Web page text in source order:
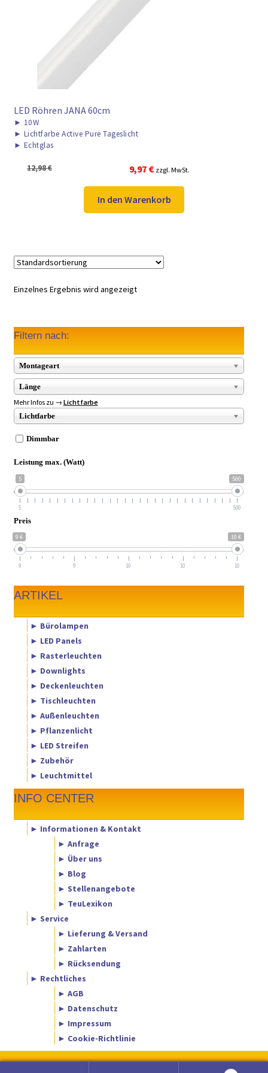
► VERSANDARTEN
LED Röhren JANA 60cm
► 10W
► Lichtfarbe Active Pure Tageslicht
► Echtglas
12,98€
Ursprünglicher
Preis
war:
12,98 €
9,97 €Aktueller
Preis
ist:
9,97 €.
zzgl. MwSt.
In den Warenkorb
Einzelnes Ergebnis wird angezeigt
Filtern nach:
Montageart
Länge
Mehr Infos zu → Lichtfarbe
Lichtfarbe
Dimmbar
Leistung max. (Watt)
5 500
5 500
Preis
9 € 10 €
9 9 10 10 10
ARTIKEL
► Bürolampen
► LED Panels
► Rasterleuchten
► Downlights
► Deckenleuchten
► Tischleuchten
► Außenleuchten
► Pflanzenlicht
► LED Streifen
► Zubehör
► Leuchtmittel
INFO CENTER
► Informationen & Kontakt
► Anfrage
► Über uns
► Blog
► Stellenangebote
► TeuLexikon
► Service
► Lieferung & Versand
► Zahlarten
► Rücksendung
► Rechtliches
► AGB
► Datenschutz
► Impressum
► Cookie-Richtlinie